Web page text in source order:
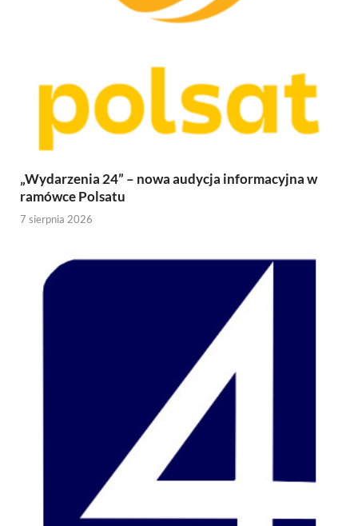
„Wydarzenia 24” – nowa audycja informacyjna w
ramówce Polsatu
7 sierpnia 2026